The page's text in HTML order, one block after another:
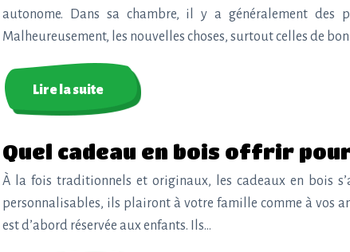
autonome. Dans sa chambre, il y a généralement des
Malheureusement, les nouvelles choses, surtout celles de
Lire la suite
Quel cadeau en bois offrir pour
À la fois traditionnels et originaux, les cadeaux en bois
personnalisables, ils plairont à votre famille comme à vos
est d’abord réservée aux enfants. Ils…